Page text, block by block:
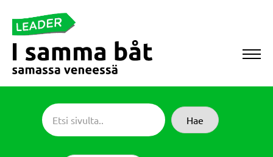
suoraan
sisältöön
Sameboat
Hae